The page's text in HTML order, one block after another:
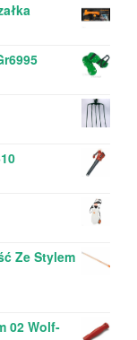
Ze Stylem
02 Wolf-